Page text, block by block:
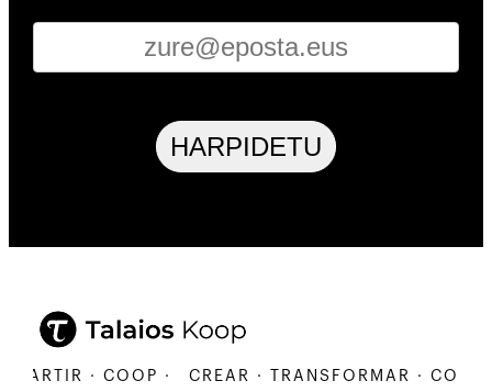
HARPIDETU
· COOP · CREAR · TRANSFORMAR ·